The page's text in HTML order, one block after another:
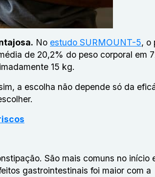
No estudo SURMOUNT-5, o
de 20,2% do peso corporal em
15 kg.
a escolha não depende só da
. São mais comuns no início
gastrointestinais foi maior com a